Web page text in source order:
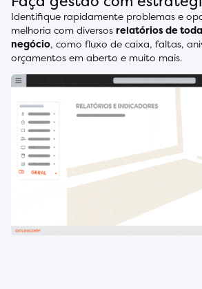
Identifique rapidamente problemas e
melhoria com diversos relatórios de
negócio, como fluxo de caixa, faltas,
orçamentos em aberto e muito mais.